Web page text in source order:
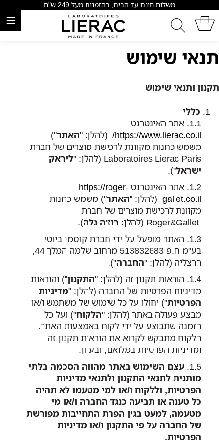
משלוח חינם עד הבית, בהזמנות מעל 249 ש"ח
≡
תנאי שימוש
תקנון ותנאי שימוש
כללי
אתר האינטרנט
https://www.lierac.co.il/
(להלן: "האתר")
משמש כחנות מקוונת לרכישת מוצרים של חברת
Laboratoires Lierac Paris (להלן: "
ליראק
ישראל").
אתר האינטרנט https://roger-
gallet.co.il (להלן: "האתר") משמש כחנות
מקוונת לרכישת מוצרים של חברת
רוז'ה גלה).
האתר מופעל על ידי חברת קוסמן ביוטי
בע"מ ח.פ 513832683 מרחוב שלמה המלך 44,
הרצליה (להלן: "החברה").
הוראות תקנון זה (להלן: "התקנון") והוראות
מדיניות הפרטיות של החברה (להלן: "מדיניות
הפרטיות") יחולו על כל שימוש של משתמש ו/או
מבצע פעולה באתר (להלן: "הלקוח") ועל כל
הזמנה שתבוצע על ידי לקוח באמצעות האתר.
הלקוח מתבקש לקרוא את הוראות תקנון זה
ומדיניות הפרטיות במלואם, ובעיון.
עצם השימוש באתר מהווה הסכמה בלתי
מותנית לתנאי התקנון ולתנאי מדיניות
הפרטיות, וללקוח ו/או למי מטעמו לא תהיה
כל טענה או תביעה כנגד החברה ו/או מי
מטעמה, למעט בגין הפרת התחייבות מפורשת
של החברה על פי התקנון ו/או מדיניות
הפרטיות.